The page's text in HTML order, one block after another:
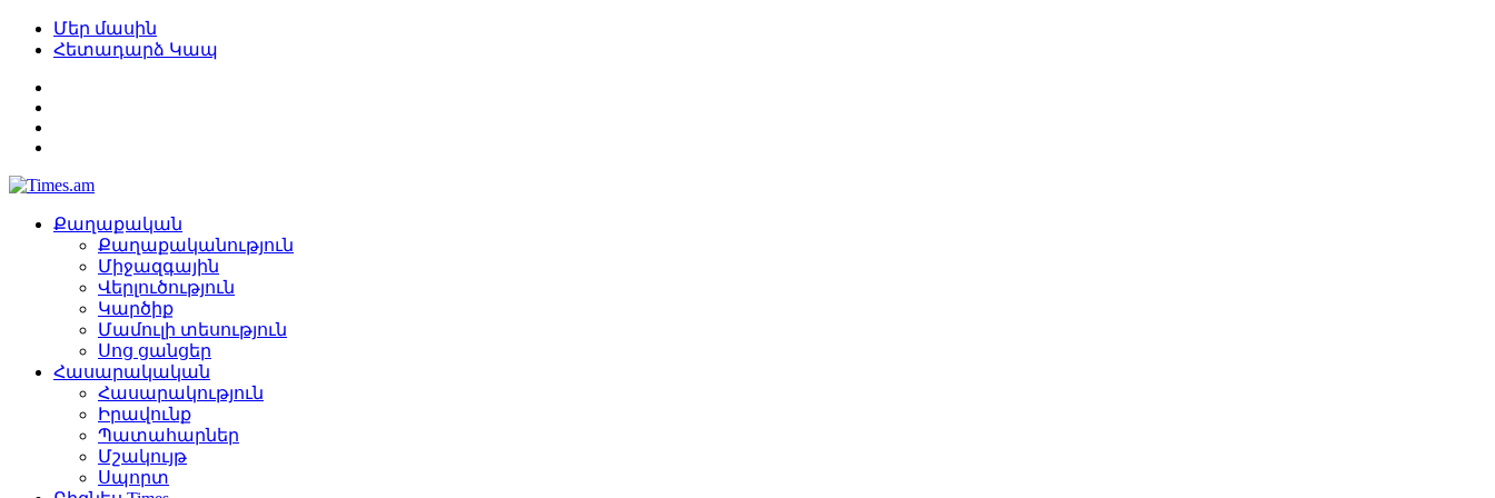
Մեր մասին
Հետադարձ Կապ
Քաղաքական
Քաղաքականություն
Միջազգային
Վերլուծություն
Կարծիք
Մամուլի տեսություն
Սոց ցանցեր
Հասարակական
Հասարակություն
Իրավունք
Պատահարներ
Մշակույթ
Սպորտ